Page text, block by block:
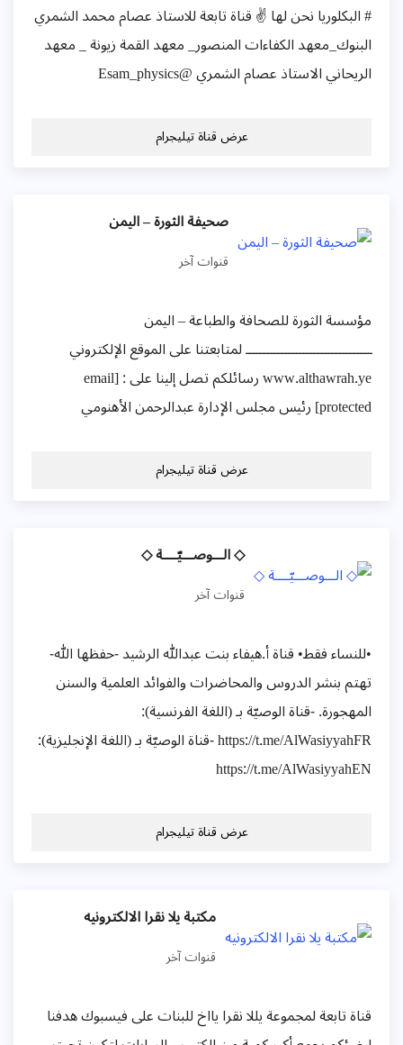
# البكلوريا نحن لها ✌️ قناة تابعة للاستاذ عصام محمد الشمري
البنوك_معهد الكفاءات المنصور_ معهد القمة زيونة _ معهد
الريحاني الاستاذ عصام الشمري @Esam_physics
عرض قناة تيليجرام
صحيفة الثورة – اليمن
قنوات آخر
مؤسسة الثورة للصحافة والطباعة – اليمن
ـــــــــــــــــــــــــــــــــــ لمتابعتنا على الموقع الإلكتروني
www.althawrah.ye رسائلكم تصل إلينا على : [email
protected] رئيس مجلس الإدارة عبدالرحمن الأهنومي
عرض قناة تيليجرام
◇ الـــوصـــيّــــة ◇
قنوات آخر
•للنساء فقط• قناة أ.هيفاء بنت عبدالله الرشيد -حفظها الله-
تهتم بنشر الدروس والمحاضرات والفوائد العلمية والسنن
المهجورة. -قناة الوصيّة بـ (اللغة الفرنسية):
https://t.me/AlWasiyyahFR -قناة الوصيّة بـ (اللغة الإنجليزية):
https://t.me/AlWasiyyahEN
عرض قناة تيليجرام
مكتبة يلا نقرا الالكترونيه
قنوات آخر
قناة تابعة لمجموعة يللا نقرا يااخ للبنات على فيسبوك هدفنا